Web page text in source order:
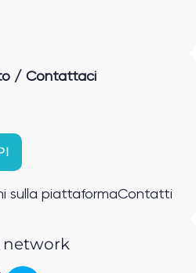
/ Contattaci
sulla piattaformaContatti
network